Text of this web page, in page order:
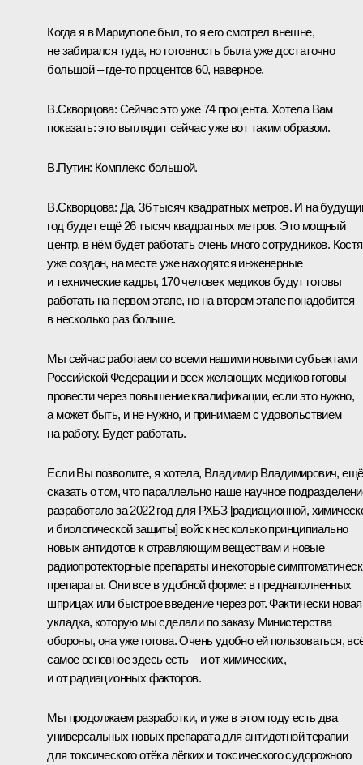
Когда я в Мариуполе был, то я его смотрел внешне,
не забирался туда, но готовность была уже достаточно
большой – где-то процентов 60, наверное.
В.Скворцова: Сейчас это уже 74 процента. Хотела Вам
показать: это выглядит сейчас уже вот таким образом.
В.Путин: Комплекс большой.
В.Скворцова: Да, 36 тысяч квадратных метров. И на
год будет ещё 26 тысяч квадратных метров. Это мощный
центр, в нём будет работать очень много сотрудников.
уже создан, на месте уже находятся инженерные
и технические кадры, 170 человек медиков будут готовы
работать на первом этапе, но на втором этапе понадобится
в несколько раз больше.
Мы сейчас работаем со всеми нашими новыми субъектами
Российской Федерации и всех желающих медиков готовы
провести через повышение квалификации, если это нужно,
а может быть, и не нужно, и принимаем с удовольствием
на работу. Будет работать.
Если Вы позволите, я хотела, Владимир Владимирович, ещё
сказать о том, что параллельно наше научное
разработало за 2022 год для РХБЗ [радиационной,
и биологической защиты] войск несколько принципиально
новых антидотов к отравляющим веществам и новые
радиопротекторные препараты и некоторые
препараты. Они все в удобной форме: в преднаполненных
шприцах или быстрое введение через рот. Фактически новая
укладка, которую мы сделали по заказу Министерства
обороны, она уже готова. Очень удобно ей пользоваться,
самое основное здесь есть – и от химических,
и от радиационных факторов.
Мы продолжаем разработки, и уже в этом году есть два
универсальных новых препарата для антидотной терапии –
для токсического отёка лёгких и токсического судорожного